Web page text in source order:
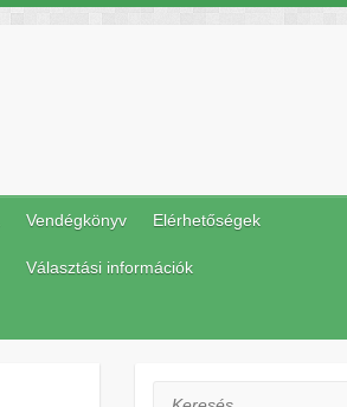
Vendégkönyv Elérhetőségek
Választási információk
Keresés